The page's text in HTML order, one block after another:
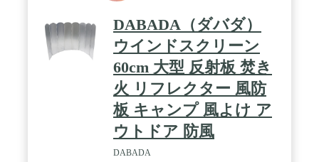
DABADA（ダバダ）
ウインドスクリーン
60cm 大型 反射板 焚き
火 リフレクター 風防
板 キャンプ 風よけ ア
ウトドア 防風
DABADA